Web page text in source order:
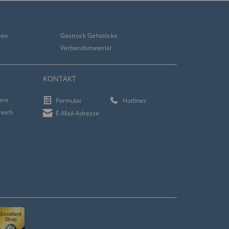
Gastrock Gehstöcke
Verbandsmaterial
KONTAKT
Formular
Hotlines
E-Mail-Adresse